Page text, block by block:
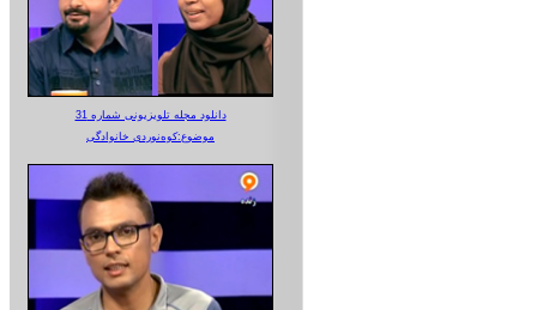
دانلود مجله تلویزیونی شماره 31
موضوع:کوه‌نوردی خانوادگی